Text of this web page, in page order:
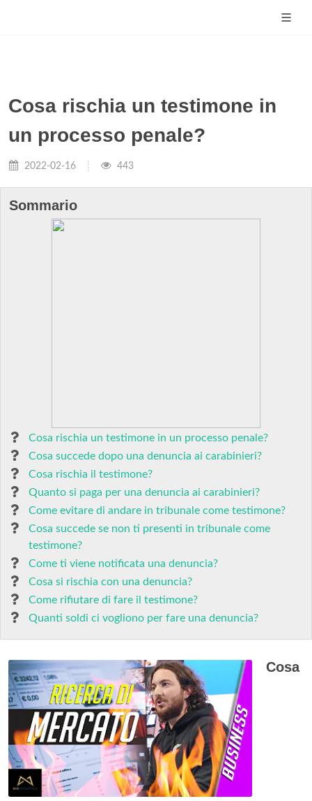
Cosa rischia un testimone in
un processo penale?
2022-02-16 443
Sommario
Cosa rischia un testimone in un processo penale?
Cosa succede dopo una denuncia ai carabinieri?
Cosa rischia il testimone?
Quanto si paga per una denuncia ai carabinieri?
Come evitare di andare in tribunale come testimone?
Cosa succede se non ti presenti in tribunale come
testimone?
Come ti viene notificata una denuncia?
Cosa si rischia con una denuncia?
Come rifiutare di fare il testimone?
Quanti soldi ci vogliono per fare una denuncia?
Cosa